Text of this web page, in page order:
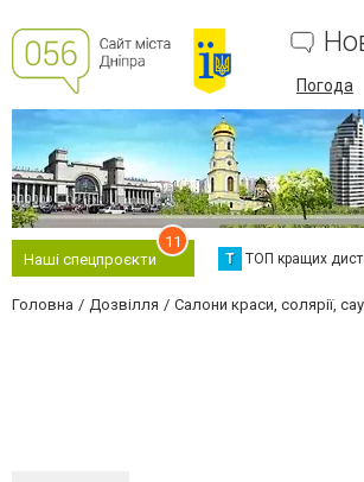
Погода
Наші спецпроєкти
11
Т ТОП кращих
Головна Дозвілля Салони краси, солярії,